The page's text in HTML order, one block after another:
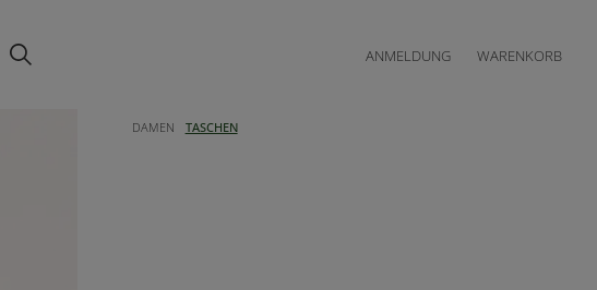
ANMELDUNG WARENKORB
DAMEN TASCHEN